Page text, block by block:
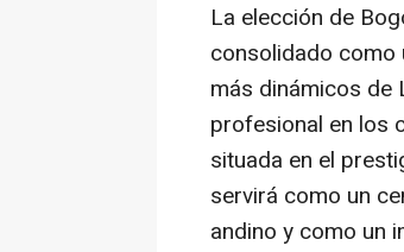
La elección de
consolidado como
más dinámicos de
profesional en los
situada en el
servirá como un
andino y como un